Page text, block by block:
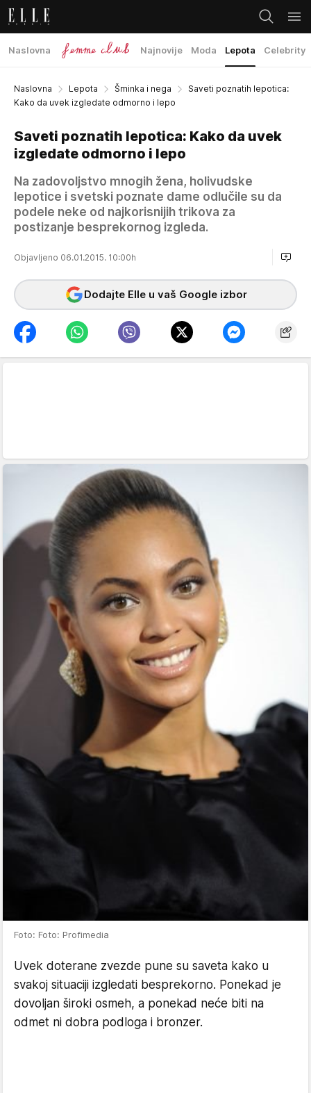
Naslovna Najnovije Moda Lepota Celebrity
Naslovna Lepota Šminka i nega
Saveti poznatih lepotica:
Kako da uvek izgledate odmorno i lepo
Saveti poznatih lepotica: Kako da uvek
izgledate odmorno i lepo
Na zadovoljstvo mnogih žena, holivudske
lepotice i svetski poznate dame odlučile su da
podele neke od najkorisnijih trikova za
postizanje besprekornog izgleda.
Objavljeno 06.01.2015. 10:00h
Dodajte Elle u vaš Google izbor
Foto: Foto: Profimedia
Uvek doterane zvezde pune su saveta kako u
svakoj situaciji izgledati besprekorno. Ponekad je
dovoljan široki osmeh, a ponekad neće biti na
odmet ni dobra podloga i bronzer.